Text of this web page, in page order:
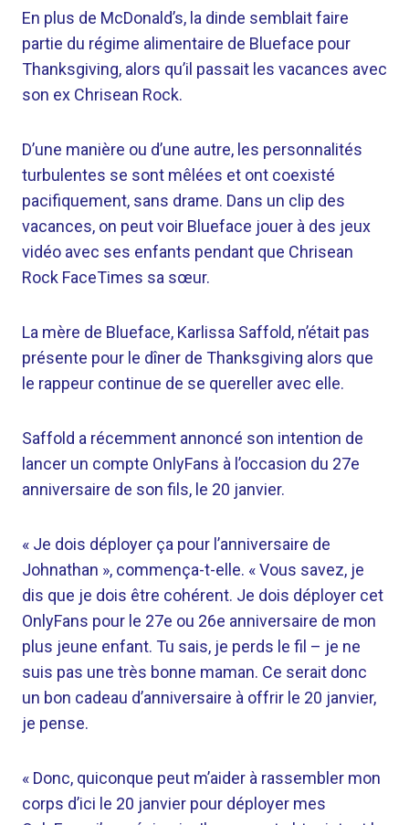
En plus de McDonald’s, la dinde semblait faire
partie du régime alimentaire de Blueface pour
Thanksgiving, alors qu’il passait les vacances avec
son ex Chrisean Rock.
D’une manière ou d’une autre, les personnalités
turbulentes se sont mêlées et ont coexisté
pacifiquement, sans drame. Dans un clip des
vacances, on peut voir Blueface jouer à des jeux
vidéo avec ses enfants pendant que Chrisean
Rock FaceTimes sa sœur.
La mère de Blueface, Karlissa Saffold, n’était pas
présente pour le dîner de Thanksgiving alors que
le rappeur continue de se quereller avec elle.
Saffold a récemment annoncé son intention de
lancer un compte OnlyFans à l’occasion du 27e
anniversaire de son fils, le 20 janvier.
« Je dois déployer ça pour l’anniversaire de
Johnathan », commença-t-elle. « Vous savez, je
dis que je dois être cohérent. Je dois déployer cet
OnlyFans pour le 27e ou 26e anniversaire de mon
plus jeune enfant. Tu sais, je perds le fil – je ne
suis pas une très bonne maman. Ce serait donc
un bon cadeau d’anniversaire à offrir le 20 janvier,
je pense.
« Donc, quiconque peut m’aider à rassembler mon
corps d’ici le 20 janvier pour déployer mes